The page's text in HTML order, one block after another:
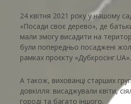
24 квітня 2021 року у нашому
«Посади своє дерево», де
мали змогу висадити на
були попередньо посаджені
рамках проєкту «Дубкросінг.UA».
А також, вихованці старших
довкілля: висаджували квіти,
городі та багато іншого.